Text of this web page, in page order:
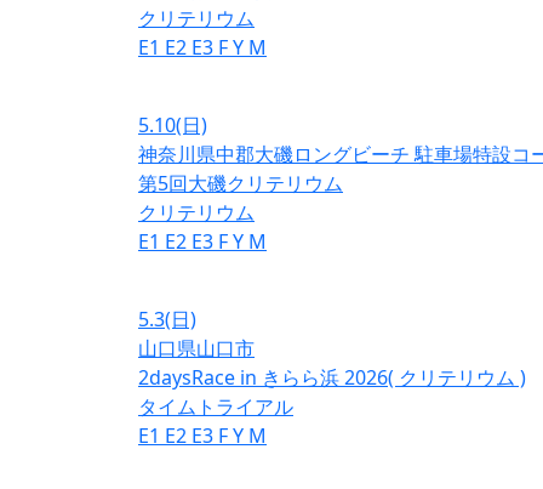
クリテリウム
E1 E2 E3 FY M
5.10(日)
神奈川県中郡大磯ロングビーチ 駐車場特設コ
第5回大磯クリテリウム
クリテリウム
E1 E2 E3 FY M
5.3(日)
山口県山口市
2daysRace in きらら浜 2026( クリテリウム )
タイムトライアル
E1 E2 E3 FY M